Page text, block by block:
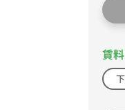
賃料